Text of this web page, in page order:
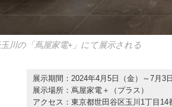
玉川の「蔦屋家電+」にて展示される
展示期間：2024年4月5日（金）～7月3
展示場所：蔦屋家電＋（プラス）
アクセス：東京都世田谷区玉川1丁目